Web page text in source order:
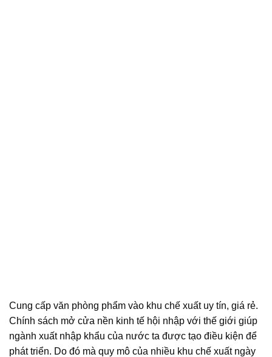
Cung cấp văn phòng phẩm vào khu chế xuất uy tín, giá rẻ.
Chính sách mở cửa nền kinh tế hội nhập với thế giới giúp
ngành xuất nhập khẩu của nước ta được tạo điều kiện để
phát triển. Do đó mà quy mô của nhiều khu chế xuất ngày